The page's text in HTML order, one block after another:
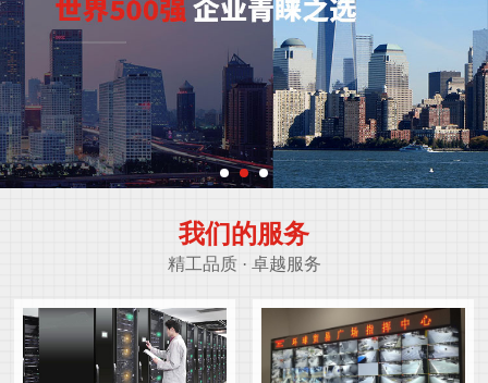
我们的服务
精工品质 · 卓越服务